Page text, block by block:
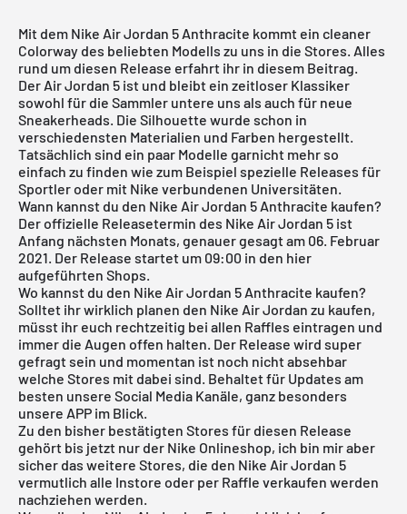
Mit dem Nike Air Jordan 5 Anthracite kommt ein cleaner
Colorway des beliebten Modells zu uns in die Stores. Alles
rund um diesen Release erfahrt ihr in diesem Beitrag.
Der Air Jordan 5 ist und bleibt ein zeitloser Klassiker
sowohl für die Sammler untere uns als auch für neue
Sneakerheads. Die Silhouette wurde schon in
verschiedensten Materialien und Farben hergestellt.
Tatsächlich sind ein paar Modelle garnicht mehr so
einfach zu finden wie zum Beispiel spezielle Releases für
Sportler oder mit Nike verbundenen Universitäten.
Wann kannst du den Nike Air Jordan 5 Anthracite kaufen?
Der offizielle Releasetermin des Nike Air Jordan 5 ist
Anfang nächsten Monats, genauer gesagt am 06. Februar
2021. Der Release startet um 09:00 in den hier
aufgeführten Shops.
Wo kannst du den Nike Air Jordan 5 Anthracite kaufen?
Solltet ihr wirklich planen den Nike Air Jordan zu kaufen,
müsst ihr euch rechtzeitig bei allen Raffles eintragen und
immer die Augen offen halten. Der Release wird super
gefragt sein und momentan ist noch nicht absehbar
welche Stores mit dabei sind. Behaltet für Updates am
besten unsere Social Media Kanäle, ganz besonders
unsere APP im Blick.
Zu den bisher bestätigten Stores für diesen Release
gehört bis jetzt nur der Nike Onlineshop, ich bin mir aber
sicher das weitere Stores, die den Nike Air Jordan 5
vermutlich alle Instore oder per Raffle verkaufen werden
nachziehen werden.